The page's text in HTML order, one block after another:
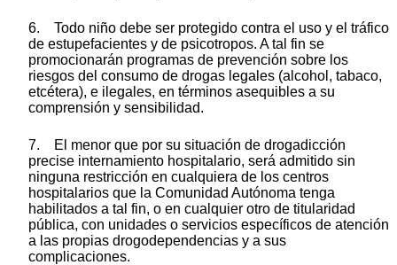
6. Todo niño debe ser protegido contra el uso y el tráfico
de estupefacientes y de psicotropos. A tal fin se
promocionarán programas de prevención sobre los
riesgos del consumo de drogas legales (alcohol, tabaco,
etcétera), e ilegales, en términos asequibles a su
comprensión y sensibilidad.
7. El menor que por su situación de drogadicción
precise internamiento hospitalario, será admitido sin
ninguna restricción en cualquiera de los centros
hospitalarios que la Comunidad Autónoma tenga
habilitados a tal fin, o en cualquier otro de titularidad
pública, con unidades o servicios específicos de atención
a las propias drogodependencias y a sus
complicaciones.